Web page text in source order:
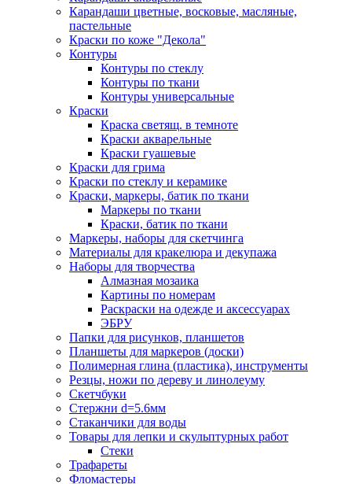
Карандаши цветные, восковые, масляные,
пастельные
Краски по коже "Декола"
Контуры
Контуры по стеклу
Контуры по ткани
Контуры универсальные
Краски
Краска светящ. в темноте
Краски акварельные
Краски гуашевые
Краски для грима
Краски по стеклу и керамике
Краски, маркеры, батик по ткани
Маркеры по ткани
Краски, батик по ткани
Маркеры, наборы для скетчинга
Материалы для кракелюра и декупажа
Наборы для творчества
Алмазная мозаика
Картины по номерам
Раскраски на одежде и аксессуарах
ЭБРУ
Папки для рисунков, планшетов
Планшеты для маркеров (доски)
Полимерная глина (пластика), инструменты
Резцы, ножи по дереву и линолеуму
Скетчбуки
Стержни d=5.6мм
Стаканчики для воды
Товары для лепки и скульптурных работ
Стеки
Трафареты
Фломастеры